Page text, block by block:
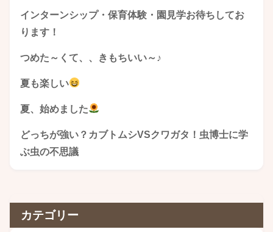
インターンシップ・保育体験・園見学お待ちしてお
ります！
つめた～くて、、きもちいい～♪
夏も楽しい
夏、始めました
どっちが強い？カブトムシVSクワガタ！虫博士に学
ぶ虫の不思議
カテゴリー